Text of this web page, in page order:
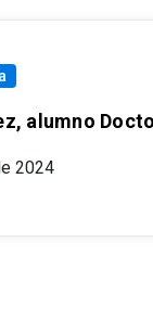
alumno
2024